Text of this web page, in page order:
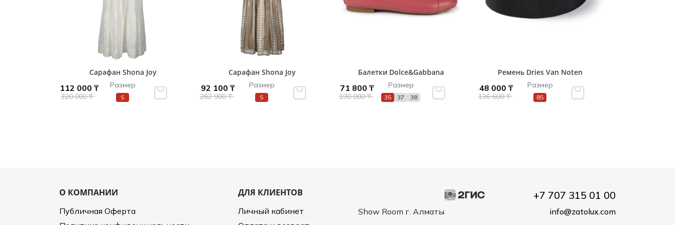
Сарафан Shona Joy
112 000 ₸
320 000 ₸
Размер
S
Сарафан Shona Joy
92 100 ₸
262 900 ₸
Размер
S
Балетки Dolce&Gabbana
71 800 ₸
190 000 ₸
Размер
35 37 38
Ремень Dries Van Noten
48 000 ₸
136 600 ₸
Размер
85
О КОМПАНИИ
Публичная Оферта
ДЛЯ КЛИЕНТОВ
Личный кабинет
Show Room г. Алматы
+7 707 315 01 00
info@zatolux.com